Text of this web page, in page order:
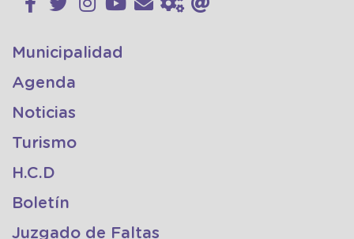
Municipalidad
Agenda
Noticias
Turismo
H.C.D
Boletín
Juzgado de Faltas